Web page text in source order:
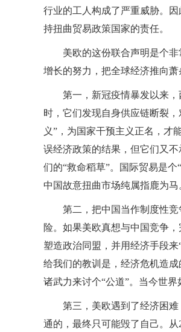
行业的工人构成了严重威胁。
持扭曲贸易政策国家的责任。
美欧的这份联合声明是个
增长的努力，把全球经济推向萧
第一，新冠疫情暴发以来
时，它们发现自身供应链断裂
义”，为国家干预主义正名，才
误经济政策的结果，但它们又
们的“救命稻草”。国际贸易是
中国故意扭曲市场纯属指鹿为马
第二，把中国当作制度性
险。如果美欧真想与中国竞争
塑造政治同盟，并用经济手段
给我们的教训是，经济危机造
诸武力来讨个“公道”。当今世
第三，美欧遇到了经济困
通的，最终只可能毁了自己。